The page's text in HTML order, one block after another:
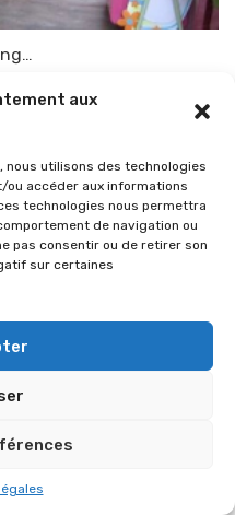
aux
nous utilisons des technologies
ou accéder aux informations
technologies nous permettra
de navigation ou
pas consentir ou de retirer son
sur certaines
droits réservés.